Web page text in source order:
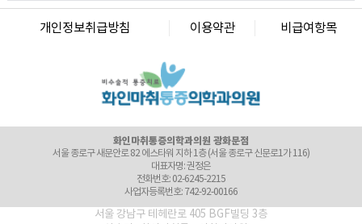
개인정보취급방침 이용약관 비급여항목
화인마취통증의학과의원 창원점
대표자명: 윤경섭
서울 강남구 테헤란로 405 BGF 사옥 빌딩 3층 (서울 강남구 삼성동 141-32)
대표자명: 이정욱
화인마취통증의학과의원 광화문점
서울 종로구 새문안로 82 에스타워 지하 1층 (서울 종로구 신문로1가 116)
대표자명: 권정은
전화번호: 02-6245-2215
사업자등록번호: 742-92-00166
화인마취통증의학과의원 군자점
서울 강남구 테헤란로 405 BGF빌딩 3층